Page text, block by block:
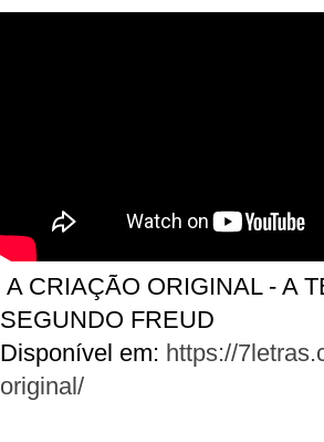
A CRIAÇÃO ORIGINAL - A
SEGUNDO FREUD
Disponível em: https://
original/